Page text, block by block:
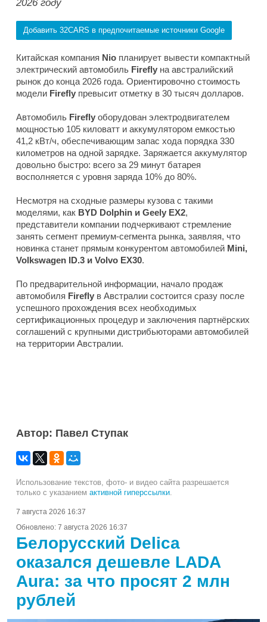
2026 году
Добавить 32CARS в предпочитаемые источники Google
Китайская компания Nio планирует вывести компактный
электрический автомобиль Firefly на австралийский
рынок до конца 2026 года. Ориентировочно стоимость
модели Firefly превысит отметку в 30 тысяч долларов.
Автомобиль Firefly оборудован электродвигателем
мощностью 105 киловатт и аккумулятором емкостью
41,2 кВт/ч, обеспечивающим запас хода порядка 330
километров на одной зарядке. Заряжается аккумулятор
довольно быстро: всего за 29 минут батарея
восполняется с уровня заряда 10% до 80%.
Несмотря на сходные размеры кузова с такими
моделями, как BYD Dolphin и Geely EX2,
представители компании подчеркивают стремление
занять сегмент премиум-сегмента рынка, заявляя, что
новинка станет прямым конкурентом автомобилей Mini,
Volkswagen ID.3 и Volvo EX30.
По предварительной информации, начало продаж
автомобиля Firefly в Австралии состоится сразу после
успешного прохождения всех необходимых
сертификационных процедур и заключения партнёрских
соглашений с крупными дистрибьюторами автомобилей
на территории Австралии.
Автор: Павел Ступак
Использование текстов, фото- и видео сайта разрешается
только с указанием активной гиперссылки.
7 августа 2026 16:37
Обновлено: 7 августа 2026 16:37
Белорусский Delica
оказался дешевле LADA
Aura: за что просят 2 млн
рублей